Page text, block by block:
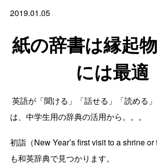
2019.01.05
紙の辞書は縁起
には最適
英語が「聞ける」「話せる」「読める
は、中学生用の辞典の活用から。。。
初詣（New Year’s first visit to a shrine
も和英辞典で見つかります。